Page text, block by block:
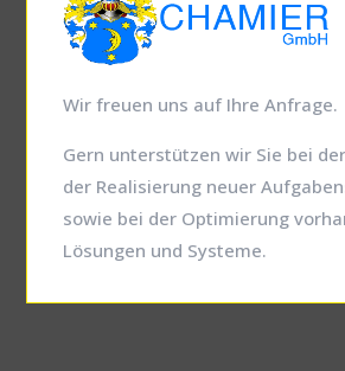
Wir freuen uns auf Ihre Anfrage.
Gern unterstützen wir Sie bei
der Realisierung neuer
sowie bei der Optimierung
Lösungen und Systeme.